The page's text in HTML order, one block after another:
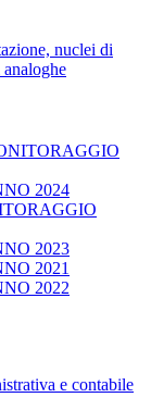
nuclei di
2024
2023
2021
2022
e contabile